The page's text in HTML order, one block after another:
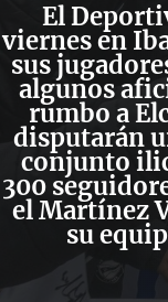
El
viernes en
sus
algunos
rumbo a
disputarán
conjunto
300
el Martínez
su